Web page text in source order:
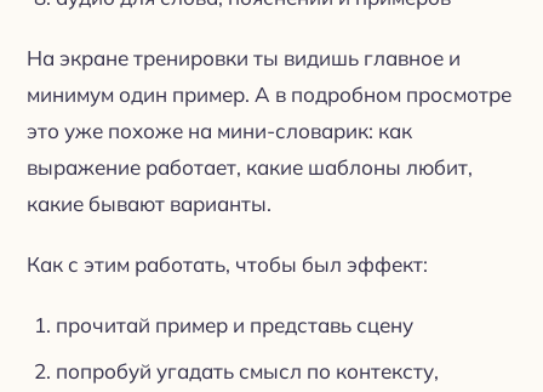
На экране тренировки ты видишь главное и
минимум один пример. А в подробном просмотре
это уже похоже на мини-словарик: как
выражение работает, какие шаблоны любит,
какие бывают варианты.
Как с этим работать, чтобы был эффект:
прочитай пример и представь сцену
попробуй угадать смысл по контексту,